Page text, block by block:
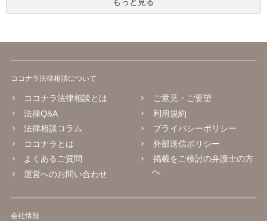
ココナラ法律相談について
ココナラ法律相談とは
法律Q&A
法律相談コラム
ココナラとは
よくあるご質問
運営へのお問い合わせ
ご意見・ご要望
利用規約
プライバシーポリシー
外部送信ポリシー
掲載をご検討の弁護士の方
へ
会社情報